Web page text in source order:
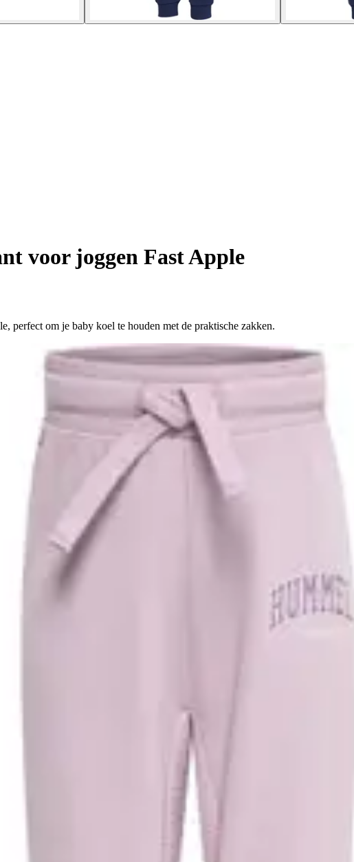
voor joggen Fast Apple
perfect om je baby koel te houden met de praktische zakken.